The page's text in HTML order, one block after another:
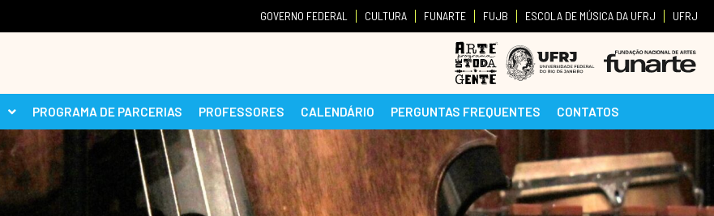
GOVERNO FEDERAL CULTURA FUNARTE FUJB ESCOLA DE MÚSICA DA UFRJ UFRJ
PROGRAMA DE PARCERIAS PROFESSORES CALENDÁRIO PERGUNTAS FREQUENTES CONTATOS